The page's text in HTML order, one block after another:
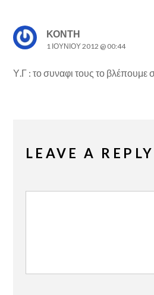
ΚΟΝΤΉ
1 ΙΟΥΝΊΟΥ 2012 @ 00:44
Υ.Γ : το συναφι τους το βλέπουμε
LEAVE A REPLY